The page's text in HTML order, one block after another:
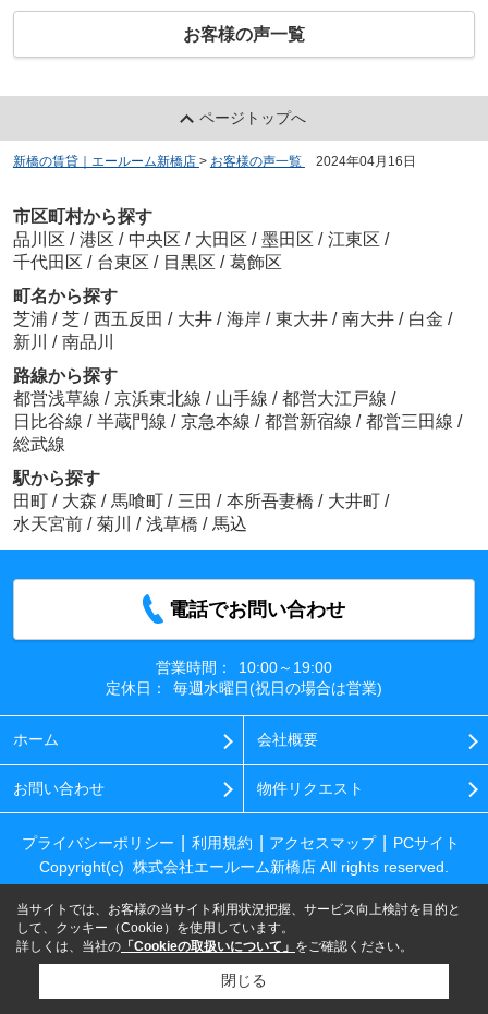
お客様の声一覧
ページトップへ
新橋の賃貸｜エールーム新橋店 > お客様の声一覧 2024年04月16日
市区町村から探す
品川区 / 港区 / 中央区 / 大田区 / 墨田区 / 江東区 /
千代田区 / 台東区 / 目黒区 / 葛飾区
町名から探す
芝浦 / 芝 / 西五反田 / 大井 / 海岸 / 東大井 / 南大井 / 白金 /
新川 / 南品川
路線から探す
都営浅草線 / 京浜東北線 / 山手線 / 都営大江戸線 /
日比谷線 / 半蔵門線 / 京急本線 / 都営新宿線 / 都営三田線 /
総武線
駅から探す
田町 / 大森 / 馬喰町 / 三田 / 本所吾妻橋 / 大井町 /
水天宮前 / 菊川 / 浅草橋 / 馬込
電話でお問い合わせ
営業時間：
10:00～19:00
定休日：
毎週水曜日(祝日の場合は営業)
ホーム 会社概要
お問い合わせ 物件リクエスト
プライバシーポリシー 利用規約 アクセスマップ
PCサイト
Copyright(c) 株式会社エールーム新橋店 All rights reserved.
当サイトでは、お客様の当サイト利用状況把握、サービス向上検討を目的と
して、クッキー（Cookie）を使用しています。
詳しくは、当社の 「Cookieの取扱いについて」 をご確認ください。
閉じる